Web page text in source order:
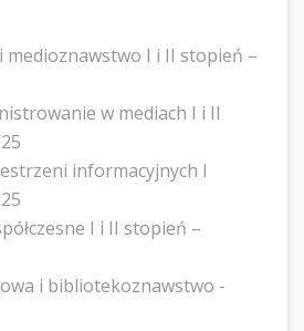
I i II stopień –
w mediach I i II
informacyjnych I
I i II stopień –
i bibliotekoznawstwo -